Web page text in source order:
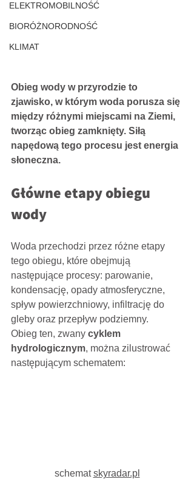
ELEKTROMOBILNOŚĆ
BIORÓŻNORODNOŚĆ
KLIMAT
Obieg wody w przyrodzie to
zjawisko, w którym woda porusza się
między różnymi miejscami na Ziemi,
tworząc obieg zamknięty. Siłą
napędową tego procesu jest energia
słoneczna.
Główne etapy obiegu
wody
Woda przechodzi przez różne etapy
tego obiegu, które obejmują
następujące procesy: parowanie,
kondensację, opady atmosferyczne,
spływ powierzchniowy, infiltrację do
gleby oraz przepływ podziemny.
Obieg ten, zwany cyklem
hydrologicznym, można zilustrować
następującym schematem:
schemat skyradar.pl